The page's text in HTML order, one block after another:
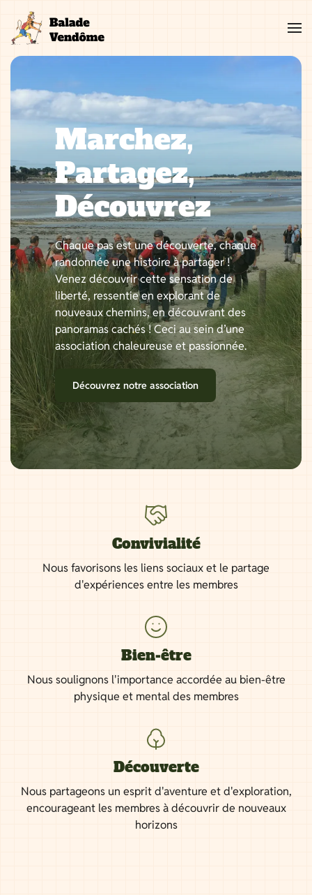
contenu
Marchez,
Partagez,
Découvrez
Chaque pas est une découverte, chaque
randonnée une histoire à partager !
Venez découvrir cette sensation de
liberté, ressentie en explorant de
nouveaux chemins, en découvrant des
panoramas cachés ! Ceci au sein d’une
association chaleureuse et passionnée.
Découvrez notre association
Convivialité
Nous favorisons les liens sociaux et le partage
d'expériences entre les membres
Bien-être
Nous soulignons l'importance accordée au bien-être
physique et mental des membres
Découverte
Nous partageons un esprit d'aventure et d'exploration,
encourageant les membres à découvrir de nouveaux
horizons